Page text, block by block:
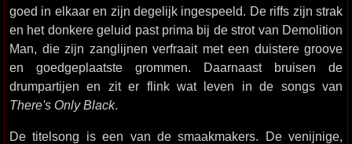
goed in elkaar en zijn degelijk ingespeeld. De riffs zijn strak
en het donkere geluid past prima bij de strot van Demolition
Man, die zijn zanglijnen verfraait met een duistere groove
en goedgeplaatste grommen. Daarnaast bruisen de
drumpartijen en zit er flink wat leven in de songs van
There's Only Black.
De titelsong is een van de smaakmakers. De venijnige,